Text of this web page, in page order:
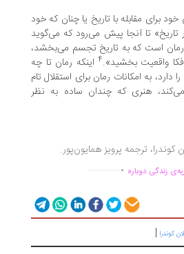
مقابله با تاریخ یا چنان که خود
تا آنجا پیش می‌رود که می‌گوید
است که به تاریخ تجسم می‌بخشد،
بخشید».4اینکه رمان تا چه
به امکانات رمان برای استقلال تام
که چندان ساده به نظر
................دوباره